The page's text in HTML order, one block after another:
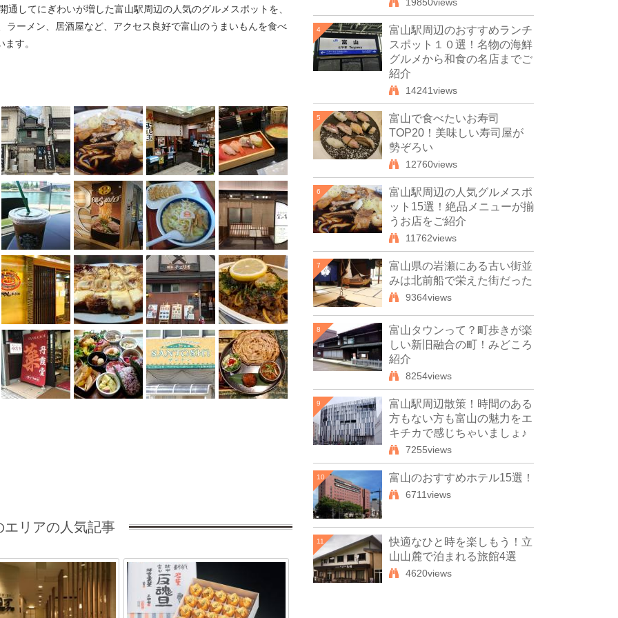
通してにぎわいが増した富山駅周辺の人気のグルメスポットを、
ラーメン、居酒屋など、アクセス良好で富山のうまいもんを食べ
す。
エリアの人気記事
4
富山駅周辺のおすすめランチ
スポット１０選！名物の海鮮
グルメから和食の名店までご
紹介
14241views
5
富山で食べたいお寿司
TOP20！美味しい寿司屋が
勢ぞろい
12760views
6
富山駅周辺の人気グルメスポ
ット15選！絶品メニューが揃
うお店をご紹介
11762views
7
富山県の岩瀬にある古い街並
みは北前船で栄えた街だった
9364views
8
富山タウンって？町歩きが楽
しい新旧融合の町！みどころ
紹介
8254views
9
富山駅周辺散策！時間のある
方もない方も富山の魅力をエ
キチカで感じちゃいましょ♪
7255views
10 富山のおすすめホテル15選！
6711views
11
快適なひと時を楽しもう！立
山山麓で泊まれる旅館4選
4620views